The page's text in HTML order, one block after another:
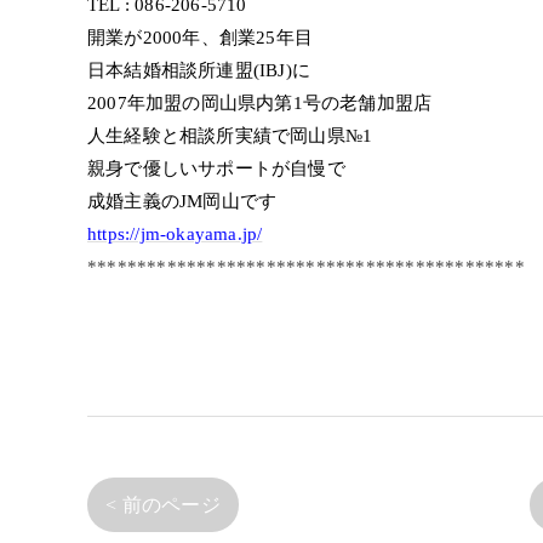
TEL : 086-206-5710
開業が2000年、創業25年目
日本結婚相談所連盟(IBJ)に
2007年加盟の岡山県内第1号の老舗加盟店
人生経験と相談所実績で岡山県№1
親身で優しいサポートが自慢で
成婚主義のJM岡山です
https://jm-okayama.jp/
********************************************
< 前のページ